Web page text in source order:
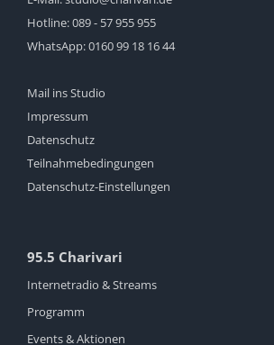
Hotline:089 - 57 955 955
WhatsApp:0160 99 18 16 44
Mail ins Studio
Impressum
Datenschutz
Teilnahmebedingungen
Datenschutz-Einstellungen
95.5 Charivari
Internetradio & Streams
Programm
Events & Aktionen